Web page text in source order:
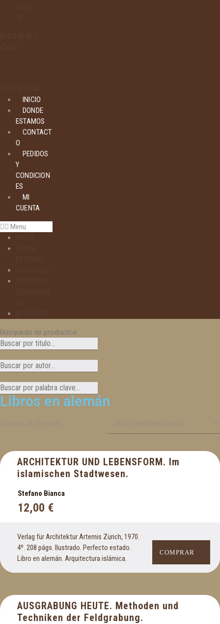
INICIO
DONDE
ESTAMOS
CONTACT
O
PEDIDOS
Y
CONDICION
ES
MI
CUENTA
Menu
Búsqueda de productos
Libros en alemán
ARCHITEKTUR UND LEBENSFORM. Im
islamischen Stadtwesen.
Stefano Bianca
12,00 €
Verlag für Architektur Artemis Zürich, 1970.
4º. 208 págs. Ilustrado. Perfecto estado.
Libro en alemán. Arquitectura islámica.
COMPRAR
AUSGRABUNG HEUTE. Methoden und
Techniken der Feldgrabung.